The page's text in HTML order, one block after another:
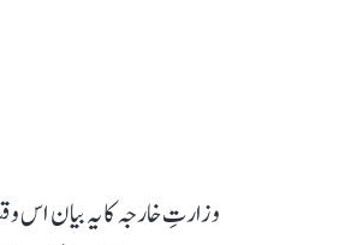
وزارتِ خارجہ کا یہ بیان اس